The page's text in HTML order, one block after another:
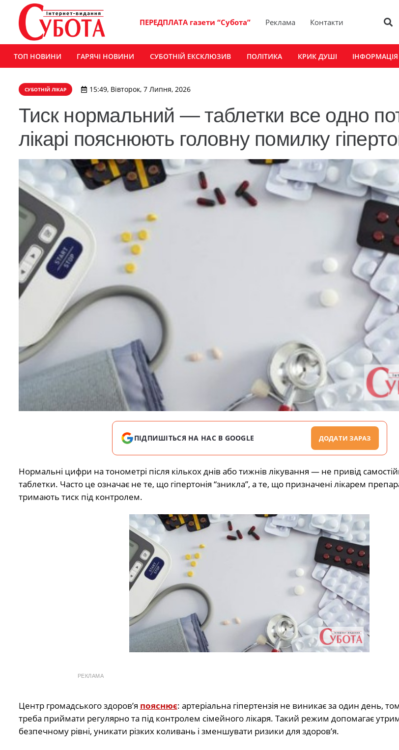
ПЕРЕДПЛАТА газети “Субота” Реклама Контакти
ТОП НОВИНИ ГАРЯЧІ НОВИНИ СУБОТНІЙ ЕКСКЛЮЗИВ ПОЛІТИКА КРИК ДУШІ ІНФОРМАЦІЯ
СУБОТНІЙ ЛІКАР 15:49, Вівторок, 7 Липня, 2026
Тиск нормальний — таблетки все одно
лікарі пояснюють головну помилку
ПІДПИШІТЬСЯ НА НАС В GOOGLE ДОДАТИ ЗАРАЗ
Нормальні цифри на тонометрі після кількох днів або тижнів лікування — не привід
таблетки. Часто це означає не те, що гіпертонія “зникла”, а те, що призначені лікарем
тримають тиск під контролем.
РЕКЛАМА
Центр громадського здоров’я пояснює: артеріальна гіпертензія не виникає за один день,
треба приймати регулярно та під контролем сімейного лікаря. Такий режим допомагає
безпечному рівні, уникати різких коливань і зменшувати ризики для здоров’я.